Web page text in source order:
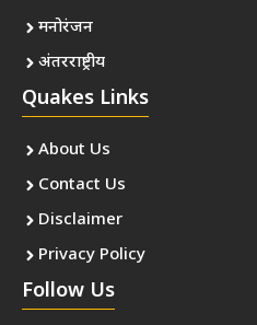
मनोरंजन
अंतरराष्ट्रीय
Quakes Links
About Us
Contact Us
Disclaimer
Privacy Policy
Follow Us